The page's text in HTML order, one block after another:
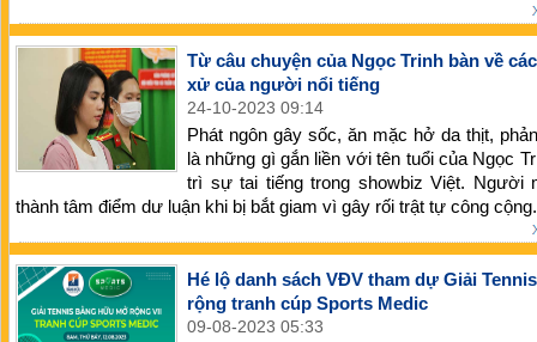
Từ câu chuyện của Ngọc Trinh bàn về
xử của người nổi tiếng
24-10-2023 09:14
Phát ngôn gây sốc, ăn mặc hở da thịt,
là những gì gắn liền với tên tuổi của Ngọc
trì sự tai tiếng trong showbiz Việt. Người
thành tâm điểm dư luận khi bị bắt giam vì gây rối trật tự công cộng.
Hé lộ danh sách VĐV tham dự Giải
rộng tranh cúp Sports Medic
09-08-2023 05:33